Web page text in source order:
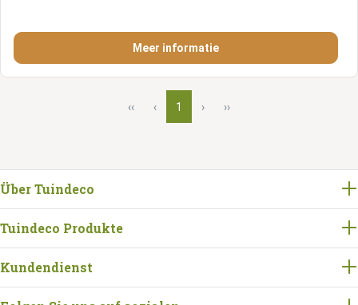
Meer informatie
‹‹ ‹ 1 › ››
Über Tuindeco
Tuindeco Produkte
Kundendienst